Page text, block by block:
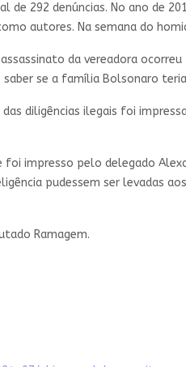
de 292 denúncias. No ano de
autores. Na semana do
da vereadora
se a família Bolsonaro
diligências ilegais foi
impresso pelo delegado
pudessem ser levadas
Ramagem.